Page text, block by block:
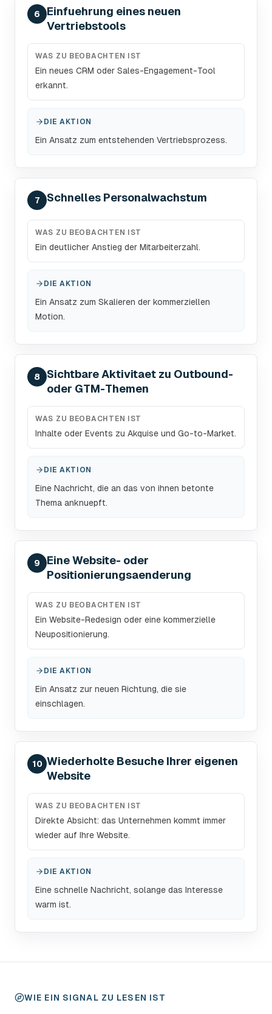
6
Einfuehrung eines neuen
Vertriebstools
WAS ZU BEOBACHTEN IST
Ein neues CRM oder Sales-Engagement-Tool
erkannt.
DIE AKTION
Ein Ansatz zum entstehenden Vertriebsprozess.
7 Schnelles Personalwachstum
WAS ZU BEOBACHTEN IST
Ein deutlicher Anstieg der Mitarbeiterzahl.
DIE AKTION
Ein Ansatz zum Skalieren der kommerziellen
Motion.
8
Sichtbare Aktivitaet zu Outbound-
oder GTM-Themen
WAS ZU BEOBACHTEN IST
Inhalte oder Events zu Akquise und Go-to-Market.
DIE AKTION
Eine Nachricht, die an das von ihnen betonte
Thema anknuepft.
9
Eine Website- oder
Positionierungsaenderung
WAS ZU BEOBACHTEN IST
Ein Website-Redesign oder eine kommerzielle
Neupositionierung.
DIE AKTION
Ein Ansatz zur neuen Richtung, die sie
einschlagen.
10 Wiederholte Besuche Ihrer eigenen
Website
WAS ZU BEOBACHTEN IST
Direkte Absicht: das Unternehmen kommt immer
wieder auf Ihre Website.
DIE AKTION
Eine schnelle Nachricht, solange das Interesse
warm ist.
WIE EIN SIGNAL ZU LESEN IST